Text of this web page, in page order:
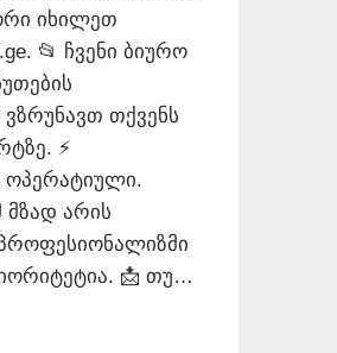
იხილეთ
📂 ჩვენი ბიურო
ვზრუნავთ თქვენს
⚡
ოპერატიული.
მზად არის
📩 თუ…